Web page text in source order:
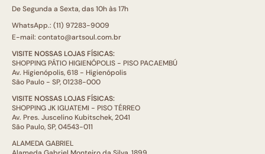
De Segunda a Sexta, das 10h às 17h
WhatsApp.: (11) 97283-9009
E-mail: contato@artsoul.com.br
VISITE NOSSAS LOJAS FÍSICAS:
SHOPPING PÁTIO HIGIENÓPOLIS - PISO PACAEMBÚ
Av. Higienópolis, 618 - Higienópolis
São Paulo - SP, 01238-000
VISITE NOSSAS LOJAS FÍSICAS:
SHOPPING JK IGUATEMI - PISO TÉRREO
Av. Pres. Juscelino Kubitschek, 2041
São Paulo, SP, 04543-011
ALAMEDA GABRIEL